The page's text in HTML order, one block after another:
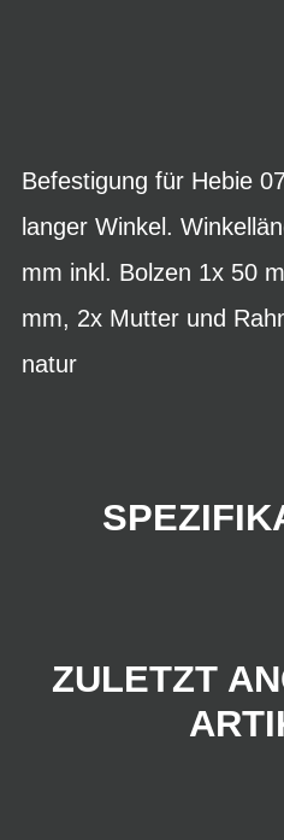
Befestigung für Hebie
langer Winkel.
mm inkl. Bolzen 1x 50
mm, 2x Mutter und
natur
ZULETZT